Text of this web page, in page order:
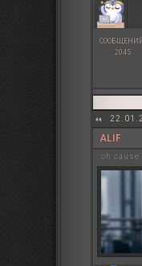
СООБЩЕНИЙ:
2045
ALIF
oh cause